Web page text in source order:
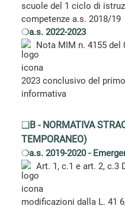
scuole del 1 ciclo di
competenze a.s. 2018/19
❍a.s. 2022-2023
Nota MIM n. 4155 del
2023 conclusivo del
informativa
❑B - NORMATIVA
TEMPORANEO)
❍a.s. 2019-2020 -
Art. 1, c.1 e art. 2, c.3
modificazioni dalla L. 41